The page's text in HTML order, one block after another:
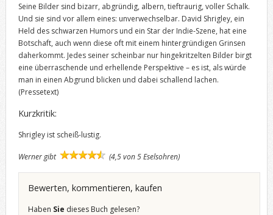
Seine Bilder sind bizarr, abgründig, albern, tieftraurig, voller Schalk.
Und sie sind vor allem eines: unverwechselbar. David Shrigley, ein
Held des schwarzen Humors und ein Star der Indie-Szene, hat eine
Botschaft, auch wenn diese oft mit einem hintergründigen Grinsen
daherkommt. Jedes seiner scheinbar nur hingekritzelten Bilder birgt
eine überraschende und erhellende Perspektive – es ist, als würde
man in einen Abgrund blicken und dabei schallend lachen.
(Pressetext)
Kurzkritik:
Shrigley ist scheiß-lustig.
Werner gibt (4,5 von 5 Eselsohren)
Bewerten, kommentieren, kaufen
Haben Sie dieses Buch gelesen?